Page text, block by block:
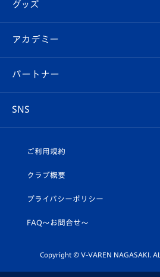
チケット
イベント
メディア
ホームタウン
スタッフプロフィール
マスコット紹介
平和祈念活動
ホームタウン活動
Revive Team
ヴィヴィくんの長崎おもてなしガイド
フォトギャラリー
スタジアムグルメ
V-LOVERS（ファンクラブ）
プレイヤーズスイート
グッズ
オンラインショップ
店舗情報
アカデミー
育成からのお知らせ
U-18
スクール
パートナー
SNS
ヴィヴィくんインスタグラム
公式LINE＠
ご利用規約
クラブ概要
プライバシーポリシー
FAQ〜お問合せ〜
Copyright © V-VAREN NAGASAKI.